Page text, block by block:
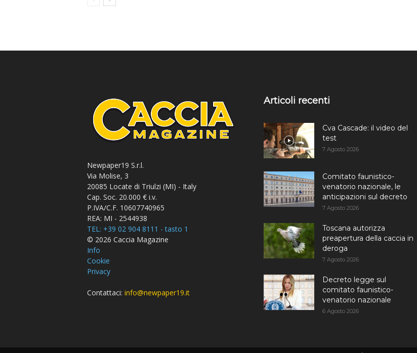
Newpaper19 S.r.l.
Via Molise, 3
20085 Locate di Triulzi (MI) - Italy
Cap. Soc. 20.000 € i.v.
P.IVA/C.F. 10607740965
REA: MI - 2544938
TEL: +39 02 904 8111 - tasto 1
© 2026 Caccia Magazine
Info
Cookie
Privacy
Contattaci: info@newpaper19.it
Articoli recenti
Cva Cascade: il video del
test
7 Agosto 2026
Comitato faunistico-
venatorio nazionale, le
anticipazioni sul decreto
7 Agosto 2026
Toscana autorizza
preapertura della caccia in
deroga
7 Agosto 2026
Decreto legge sul
comitato faunistico-
venatorio nazionale
6 Agosto 2026